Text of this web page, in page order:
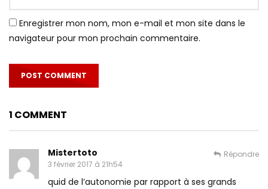
Enregistrer mon nom, mon e-mail et mon site dans le
navigateur pour mon prochain commentaire.
1 COMMENT
Mistertoto
3 février 2017 à 21h54
quid de l’autonomie par rapport à ses grands
Répondre